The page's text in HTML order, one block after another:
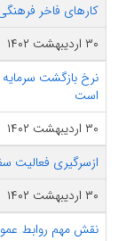
کارهای فاخر
۳۰ اردیبهشت ۱۴۰۲
است
۳۰ اردیبهشت ۱۴۰۲
ازسرگیری فعالیت
۳۰ اردیبهشت ۱۴۰۲
نقش مهم روابط